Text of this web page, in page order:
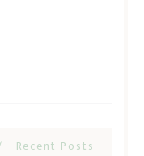
Recent Posts